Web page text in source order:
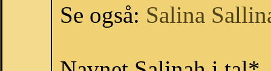
Se også: Salina